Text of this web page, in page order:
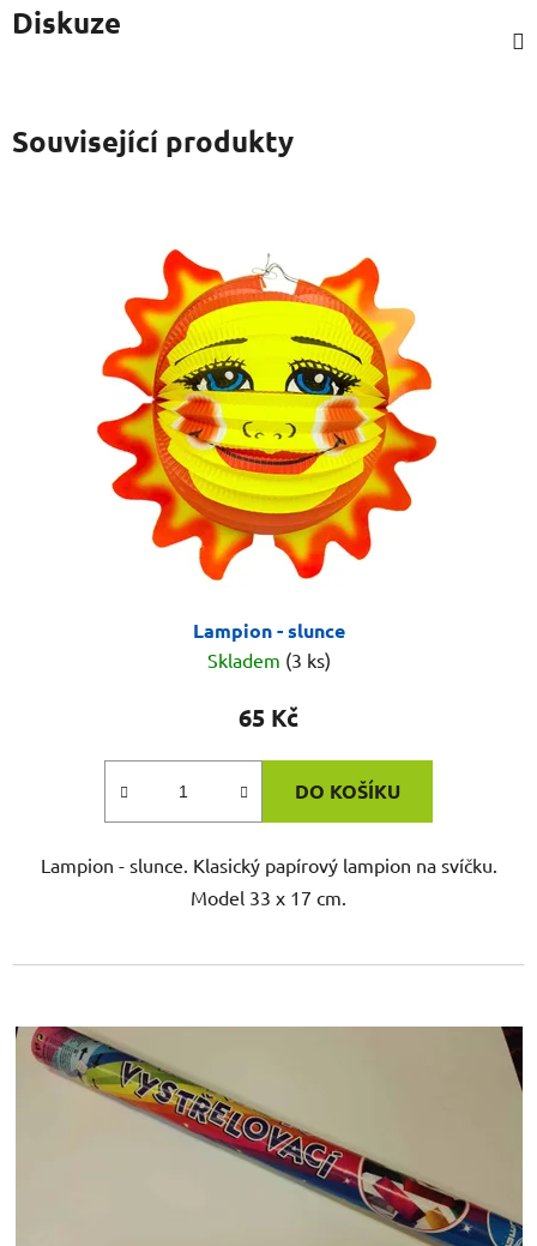
Diskuze
Související produkty
Lampion - slunce
Skladem (3 ks)
65 Kč
DO KOŠÍKU
Lampion - slunce. Klasický papírový lampion na svíčku.
Model 33 x 17 cm.